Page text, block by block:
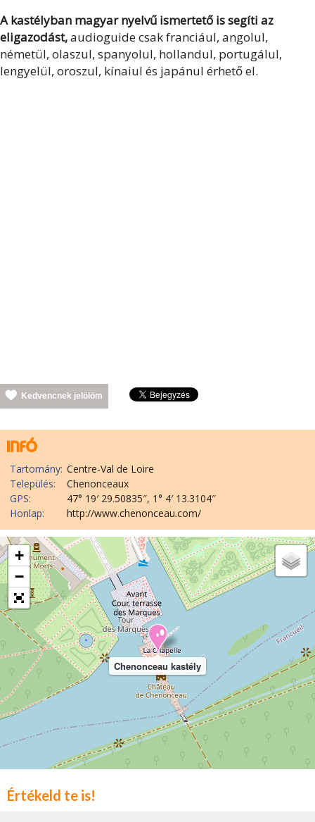
A kastélyban magyar nyelvű ismertető is segíti az
eligazodást,audioguide csak franciául, angolul,
németül, olaszul, spanyolul, hollandul, portugálul,
lengyelül, oroszul, kínaiul és japánul érhető el.
Kedvencnek jelölöm
Tartomány: Centre-Val de Loire
Település:
Chenonceaux
GPS:
47° 19′ 29.50835″, 1° 4′ 13.3104″
Honlap:
http://www.chenonceau.com/
Chenonceau kastély
+
−
Értékeld te is!